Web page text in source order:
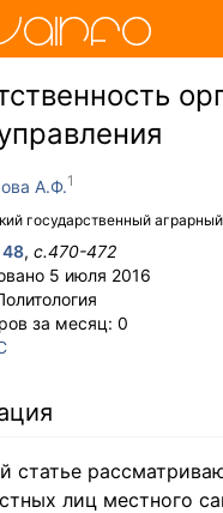
А.Ф.
государственный
48, с.470-472
5 июля 2016
за месяц: 0
статье
лиц местного